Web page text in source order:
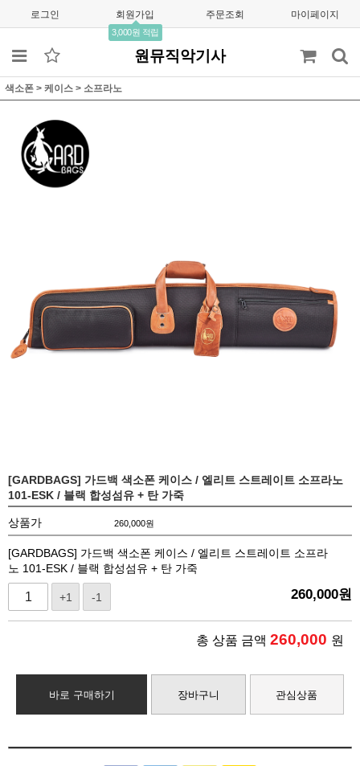
로그인 회원가입
3,000원 적립
주문조회 마이페이지
원뮤직악기사
색소폰 > 케이스 > 소프라노
[GARDBAGS] 가드백 색소폰 케이스 / 엘리트 스트레이트 소프라노
101-ESK / 블랙 합성섬유 + 탄 가죽
상품가 260,000원
[GARDBAGS] 가드백 색소폰 케이스 / 엘리트 스트레이트 소프라
노 101-ESK / 블랙 합성섬유 + 탄 가죽
+1 -1 260,000원
총 상품 금액 260,000 원
바로 구매하기 장바구니 관심상품